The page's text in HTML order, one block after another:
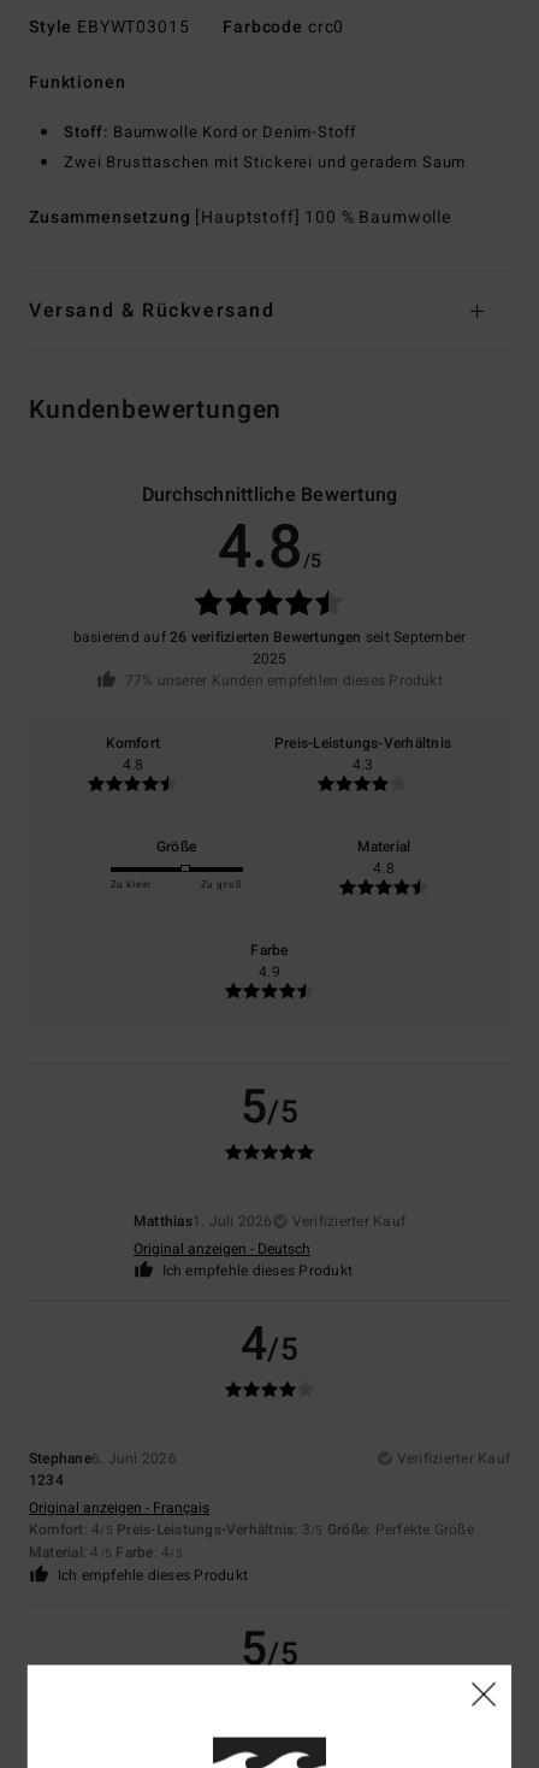
Style EBYWT03015 Farbcode crc0
Funktionen
Stoff: Baumwolle Kord or Denim-Stoff
Zwei Brusttaschen mit Stickerei und geradem Saum
Zusammensetzung [Hauptstoff] 100 % Baumwolle
Versand & Rückversand
Kundenbewertungen
Durchschnittliche Bewertung
4.8/5
basierend auf26 verifizierten Bewertungen seit September
2025
77% unserer Kunden empfehlen dieses Produkt
Komfort
4.8
Preis-Leistungs-Verhältnis
4.3
Größe
Zu klein Zu groß
Material
4.8
Farbe
4.9
5/5
Matthias1. Juli 2026
Verifizierter Kauf
Original anzeigen - Deutsch
Ich empfehle dieses Produkt
4/5
Stephane6. Juni 2026
Verifizierter Kauf
1234
Original anzeigen - Français
Komfort: 4/5 Preis-Leistungs-Verhältnis: 3/5 Größe: Perfekte Größe
Material: 4 /5 Farbe: 4/5
Ich empfehle dieses Produkt
5/5